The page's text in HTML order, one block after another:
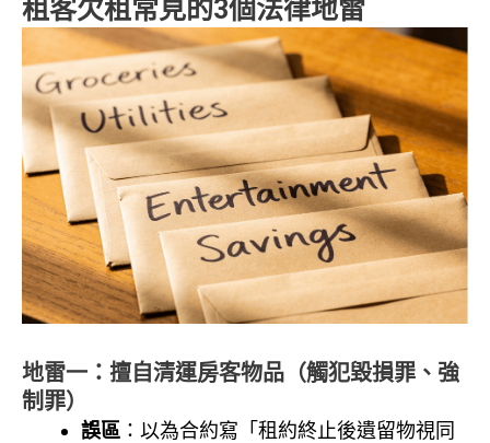
租客欠租常見的3個法律地雷
地雷一：擅自清運房客物品（觸犯毀損罪、強
制罪）
誤區 ：以為合約寫「租約終止後遺留物視同